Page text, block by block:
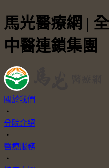
馬光醫療網 |
中醫連鎖集團
關於我們
・
分院介紹
・
醫療服務
・